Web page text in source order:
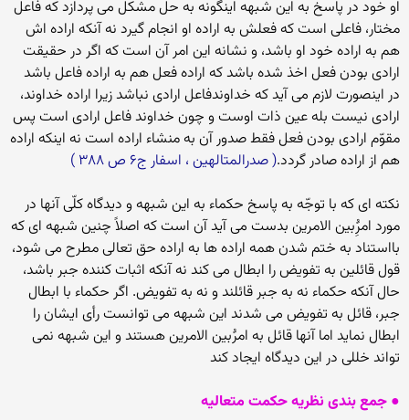
او خود در پاسخ به این شبهه اینگونه به حل مشکل می پردازد که فاعل
مختار، فاعلی است که فعلش به اراده او انجام گیرد نه آنکه اراده اش
هم به اراده خود او باشد، و نشانه این امر آن است که اگر در حقیقت
ارادی بودن فعل اخذ شده باشد که اراده فعل هم به اراده فاعل باشد
در اینصورت لازم می آید که خداوندفاعل ارادی نباشد زیرا اراده خداوند،
ارادی نیست بله عین ذات اوست و چون خداوند فاعل ارادی است پس
مقوّم ارادی بودن فعل فقط صدور آن به منشاء اراده است نه اینکه اراده
هم از اراده صادر گردد.( صدرالمتالهین ، اسفار ج۶ ص ۳۸۸ )
نکته ای که با توجّه به پاسخ حکماء به این شبهه و دیدگاه کلّی آنها در
مورد امرَُِبین الامرین بدست می آید آن است که اصلاً چنین شبهه ای که
بااستناد به ختم شدن همه اراده ها به اراده حق تعالی مطرح می شود،
قول قائلین به تفویض را ابطال می کند نه آنکه اثبات کننده جبر باشد،
حال آنکه حکماء نه به جبر قائلند و نه به تفویض. اگر حکماء با ابطال
جبر، قائل به تفویض می شدند این شبهه می توانست رأی ایشان را
ابطال نماید اما آنها قائل به امرَُبین الامرین هستند و این شبهه نمی
تواند خللی در این دیدگاه ایجاد کند
● جمع بندی نظریه حکمت متعالیه